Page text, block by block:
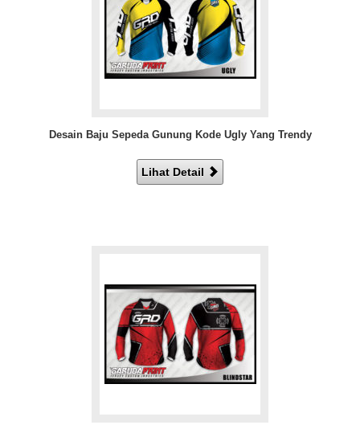
Desain Baju Sepeda Gunung Kode Ugly Yang Trendy
Lihat Detail